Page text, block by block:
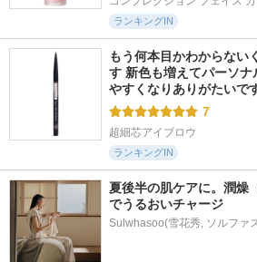
ランキングIN
もう何本目かわからない
す 新色も増えてパーソ
やすくなりありがたいで
7
超細芯アイブロウ
ランキングIN
夏後半の肌ケアに。潤燥
でうるおいチャージ
Sulwhasoo(雪花秀, ソルファ